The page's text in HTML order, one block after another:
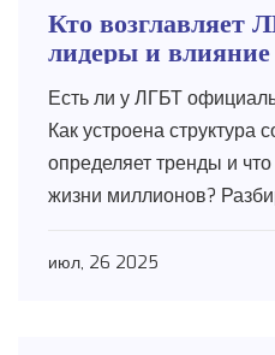
Кто возглавляет
лидеры и
Есть ли у ЛГБТ
Как устроена структура
определяет тренды и
жизни миллионов?
июл, 26 2025